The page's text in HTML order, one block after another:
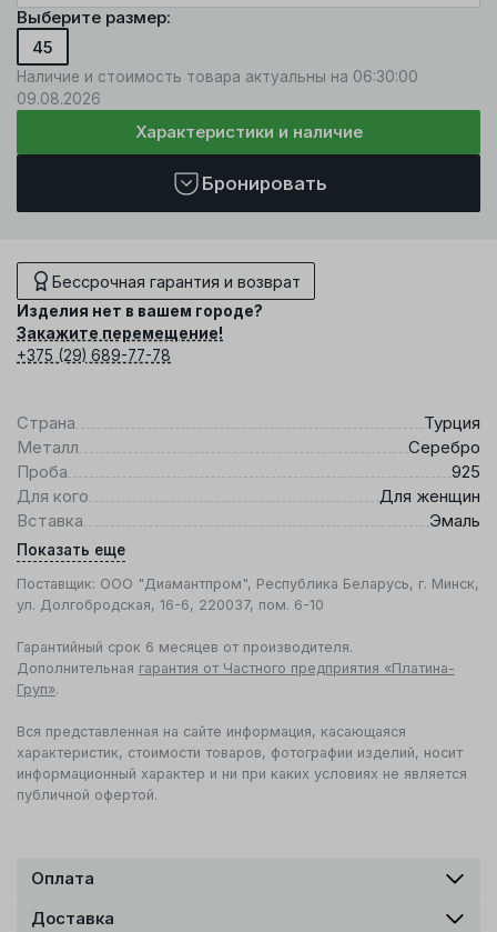
Выберите размер:
45
Наличие и стоимость товара актуальны на 06:30:00
09.08.2026
Характеристики и наличие
Бронировать
Бессрочная гарантия и возврат
Изделия нет в вашем городе?
Закажите перемещение!
+375 (29) 689-77-78
Страна
Турция
Металл
Серебро
Проба
925
Для кого
Для женщин
Вставка
Эмаль
Показать еще
Поставщик: ООО "Диамантпром", Республика Беларусь, г. Минск,
ул. Долгобродская, 16-6, 220037, пом. 6-10
Гарантийный срок 6 месяцев от производителя.
Дополнительная гарантия от Частного предприятия «Платина-
Груп».
Вся представленная на сайте информация, касающаяся
характеристик, стоимости товаров, фотографии изделий, носит
информационный характер и ни при каких условиях не является
публичной офертой.
Оплата
Доставка